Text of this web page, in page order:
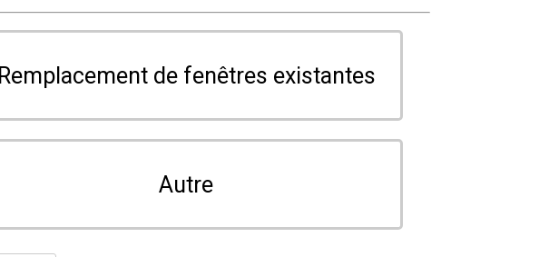
Remplacement de fenêtres existantes
Autre